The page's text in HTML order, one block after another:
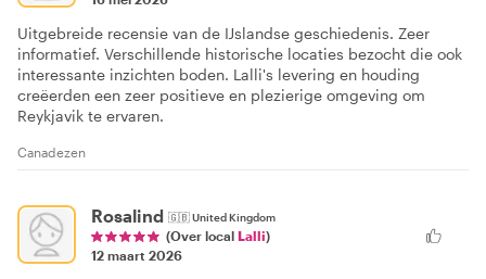
Uitgebreide recensie van de IJslandse geschiedenis. Zeer
informatief. Verschillende historische locaties bezocht die ook
interessante inzichten boden. Lalli's levering en houding
creëerden een zeer positieve en plezierige omgeving om
Reykjavik te ervaren.
Canadezen
Rosalind 🇬🇧United Kingdom
(Over local Lalli)
12 maart 2026